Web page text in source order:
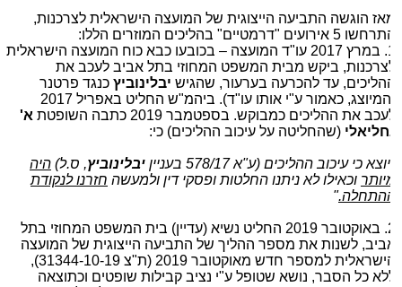
הוגשה התביעה הייצוגית של המועצה הישראלית לצרכנות,
5 אירועים "דרמטיים" בהליכים המוזרים הללו:
1. במרץ 2017 עו"ד המועצה – בכובעו כבא כוח המועצה הישראלית
ביקש מבית המשפט המחוזי בתל אביב לעכב את
עד להכרעה בערעור, שהגישיבלינוביץכנגד פרטנר
(המיוצג, כאמור ע"י אותו עו"ד). ביהמ"ש החליט באפריל 2017
את ההליכים כמבוקש. בספטמבר 2019 כתבה השופטת
א'
(שהחליטה על עיכוב ההליכים) כי:
כי עיכוב ההליכים (ע"א 578/17 בעניין יבלינוביץ, ס.ל)היה
וכאילו לא ניתנו החלטות ופסקי דין ולמעשהחזרנו לנקודת
"
2. באוקטובר 2019 החליט נשיא (עדיין) בית המשפט המחוזי בתל
לשנות את מספר ההליך של התביעה הייצוגית של המועצה
הישראלית למספר חדש מאוקטובר 2019 (ת"צ 31344-10-19),
כל הסבר, נושא שטופל ע"י נציב קבילות שופטים וכתוצאה